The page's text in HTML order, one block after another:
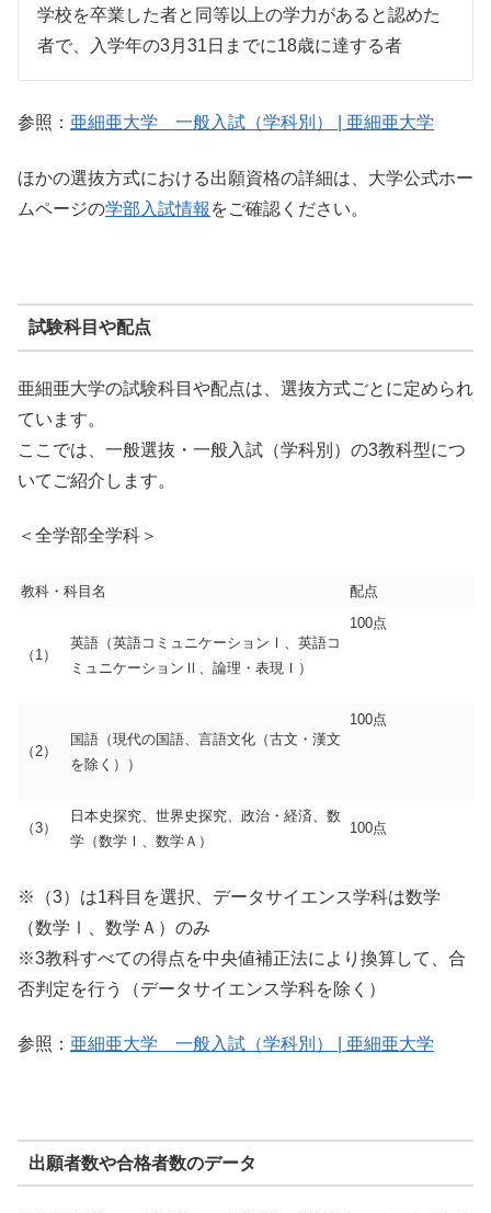
学校を卒業した者と同等以上の学力があると認めた
者で、入学年の3月31日までに18歳に達する者
参照： 亜細亜大学 一般入試（学科別） | 亜細亜大学
ほかの選抜方式における出願資格の詳細は、大学公式ホー
ムページの学部入試情報 をご確認ください。
試験科目や配点
亜細亜大学の試験科目や配点は、選抜方式ごとに定められ
ています。
ここでは、一般選抜・一般入試（学科別）の3教科型につ
いてご紹介します。
＜全学部全学科＞
教科・科目名 配点
（1）
英語（英語コミュニケーションⅠ、英語コ
ミュニケーションⅡ、論理・表現Ⅰ）
100点
（2）
国語（現代の国語、言語文化（古文・漢文
を除く））
100点
（3）
日本史探究、世界史探究、政治・経済、数
学（数学Ⅰ、数学Ａ）
100点
※（3）は1科目を選択、データサイエンス学科は数学
（数学Ⅰ、数学Ａ）のみ
※3教科すべての得点を中央値補正法により換算して、合
否判定を行う（データサイエンス学科を除く）
参照： 亜細亜大学 一般入試（学科別） | 亜細亜大学
出願者数や合格者数のデータ